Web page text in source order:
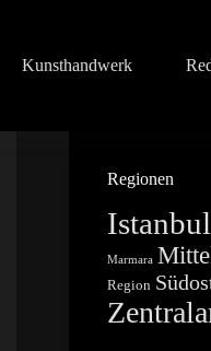
Kunsthandwerk
Regionen
Istanbul
Marmara
Region